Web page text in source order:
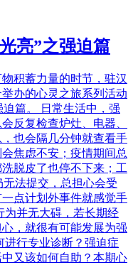
亮”之强迫篇
积蓄力量的时节，驻汉
办的心灵之旅系列活动
篇。 日常生活中，强
反复检查炉灶、电器、
也会隔几分钟就查看手
焦虑不安；疫情期间总
脱皮了也停不下来；工
法提交，总担心会受
点计划外事件就感觉手
并无大碍，若长期经
，就很有可能发展为强
进行专业诊断？强迫症
又该如何自助？本期心